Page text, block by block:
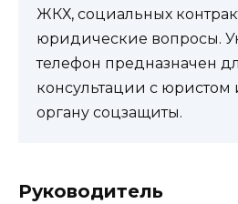
ЖКХ, социальных
юридические вопросы.
телефон предназначен
консультации с юристом
органу соцзащиты.
Руководитель